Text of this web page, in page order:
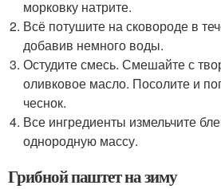
морковку натрите.
Всё потушите на сковороде в
добавив немного воды.
Остудите смесь. Смешайте с
оливковое масло. Посолите и
чеснок.
Все ингредиенты измельчите
однородную массу.
Грибной паштет на зиму